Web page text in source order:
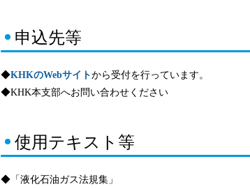
申込先等
◆KHKのWebサイトから受付を行っています。
◆KHK本支部へお問い合わせください
使用テキスト等
◆「液化石油ガス法規集」